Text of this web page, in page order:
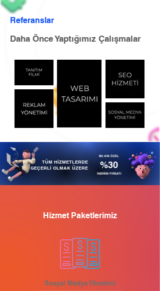
Referanslar
Daha Önce Yaptığımız Çalışmalar
TÜM HİZMETLERDE
GEÇERLİ OLMAK ÜZERE
BU AYA ÖZEL
%30
İNDİRİM FIRSATI
Hizmet Paketlerimiz
Sosyal Medya Yönetimi